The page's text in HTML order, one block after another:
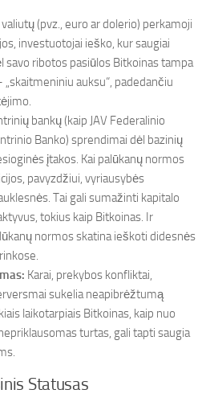
(pvz., euro ar dolerio) perkamoji
investuotojai ieško, kur saugiai
savo ribotos pasiūlos Bitkoinas tampa
auksu“, padedančiu
bankų (kaip JAV Federalinio
Banko) sprendimai dėl bazinių
įtakos. Kai palūkanų normos
pavyzdžiui, vyriausybės
Tai gali sumažinti kapitalo
tokius kaip Bitkoinas. Ir
normos skatina ieškoti didesnės
Karai, prekybos konfliktai,
sukelia neapibrėžtumą
laikotarpiais Bitkoinas, kaip nuo
turtas, gali tapti saugia
Statusas